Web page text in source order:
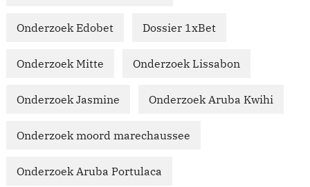
Onderzoek Edobet Dossier 1xBet
Onderzoek Mitte Onderzoek Lissabon
Onderzoek Jasmine Onderzoek Aruba Kwihi
Onderzoek moord marechaussee
Onderzoek Aruba Portulaca